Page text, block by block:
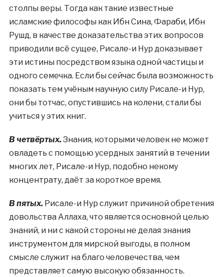
столпы веры. Тогда как такие известные
исламские философы как Ибн Сина, Фараби, Ибн
Рушд, в качестве доказательства этих вопросов
приводили всё сущее, Рисале-и Нур доказывает
эти истины посредством языка одной частицы и
одного семечка. Если бы сейчас была возможность
показать тем учёным научную силу Рисале-и Нур,
они бы тотчас, опустившись на колени, стали бы
учиться у этих книг.
В четвёртых. Знания, которыми человек не может
овладеть с помощью усердных занятий в течении
многих лет, Рисале-и Нур, подобно некому
концентрату, даёт за короткое время.
В пятых. Рисале-и Нур служит причиной обретения
довольства Аллаха, что является основной целью
знаний, и ни с какой стороны не делая знания
инструментом для мирской выгоды, в полном
смысле служит на благо человечества, чем
представляет самую высокую обязанность.